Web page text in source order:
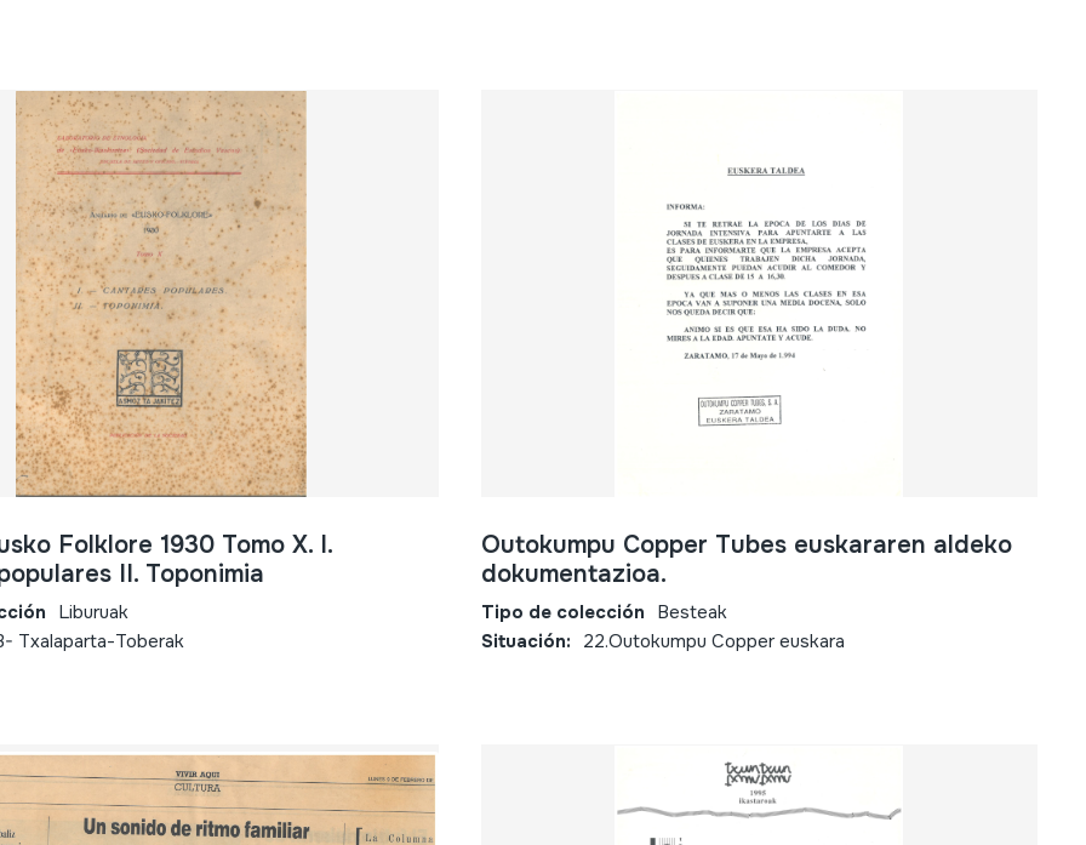
Folklore 1930 Tomo X. I.
II. Toponimia
Liburuak
Txalaparta-Toberak
Outokumpu Copper Tubes euskararen aldeko
dokumentazioa.
Tipo de colección Besteak
Situación: 22.Outokumpu Copper euskara